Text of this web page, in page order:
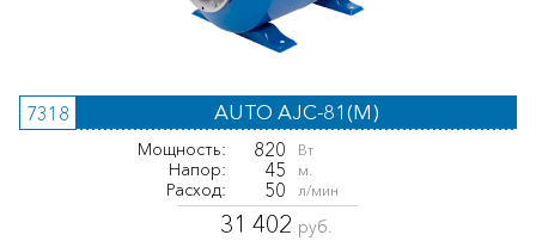
7318 AUTO AJC-81(M)
Мощность: 820 Вт
Напор: 45 м.
Расход: 50 л/мин
31 402 руб.